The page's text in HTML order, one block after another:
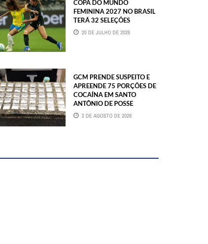
COPA DO MUNDO
FEMININA 2027 NO BRASIL
TERÁ 32 SELEÇÕES
20 DE JULHO DE 2026
GCM PRENDE SUSPEITO E
APREENDE 75 PORÇÕES DE
COCAÍNA EM SANTO
ANTÔNIO DE POSSE
2 DE AGOSTO DE 2026